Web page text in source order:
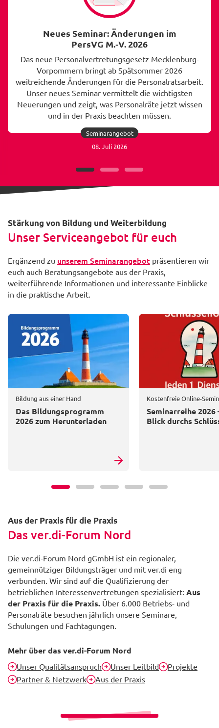
Neues Seminar: Änderungen im
PersVG M.⁩‑V.⁩ 2026
Das neue Personalvertretungsgesetz Mecklenburg-
Vorpommern bringt ab Spätsommer 2026
weitreichende Änderungen für die Personalratsarbeit.
Unser neues Seminar vermittelt die wichtigsten
Neuerungen und zeigt, was Personalräte jetzt wissen
und in der Praxis beachten müssen.
Seminarangebot
Beitrag
lesen
08. Juli 2026
Stärkung von Bildung und Weiterbildung
Unser Serviceangebot für euch
Ergänzend zu unserem Seminarangebot präsentieren wir
euch auch Beratungsangebote aus der Praxis,
weiterführende Informationen und interessante Einblicke
in die praktische Arbeit.
Bildung aus einer Hand
Das Bildungsprogramm
2026 zum Herunterladen
Kostenfreie Online-
Seminarreihe 2026
Blick durchs
Aus der Praxis für die Praxis
Das ver.di-Forum Nord
Die ver.di-Forum Nord gGmbH ist ein regionaler,
gemeinnütziger Bildungsträger und mit ver.di eng
verbunden. Wir sind auf die Qualifizierung der
betrieblichen Interessenvertretungen spezialisiert: Aus
der Praxis für die Praxis. Über 6.000 Betriebs- und
Personalräte besuchen jährlich unsere Seminare,
Schulungen und Fachtagungen.
Mehr über das ver.di-Forum Nord
Unser Qualitätsanspruch Unser Leitbild
Projekte
Partner & Netzwerk
Aus der Praxis